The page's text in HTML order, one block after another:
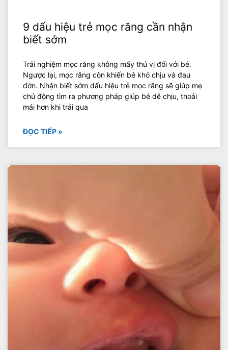
9 dấu hiệu trẻ mọc răng cần nhận
biết sớm
Trải nghiệm mọc răng không mấy thú vị đối với bé.
Ngược lại, mọc răng còn khiến bé khó chịu và đau
đớn. Nhận biết sớm dấu hiệu trẻ mọc răng sẽ giúp mẹ
chủ động tìm ra phương pháp giúp bé dễ chịu, thoải
mái hơn khi trải qua
ĐỌC TIẾP »